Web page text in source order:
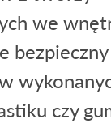
we
czy